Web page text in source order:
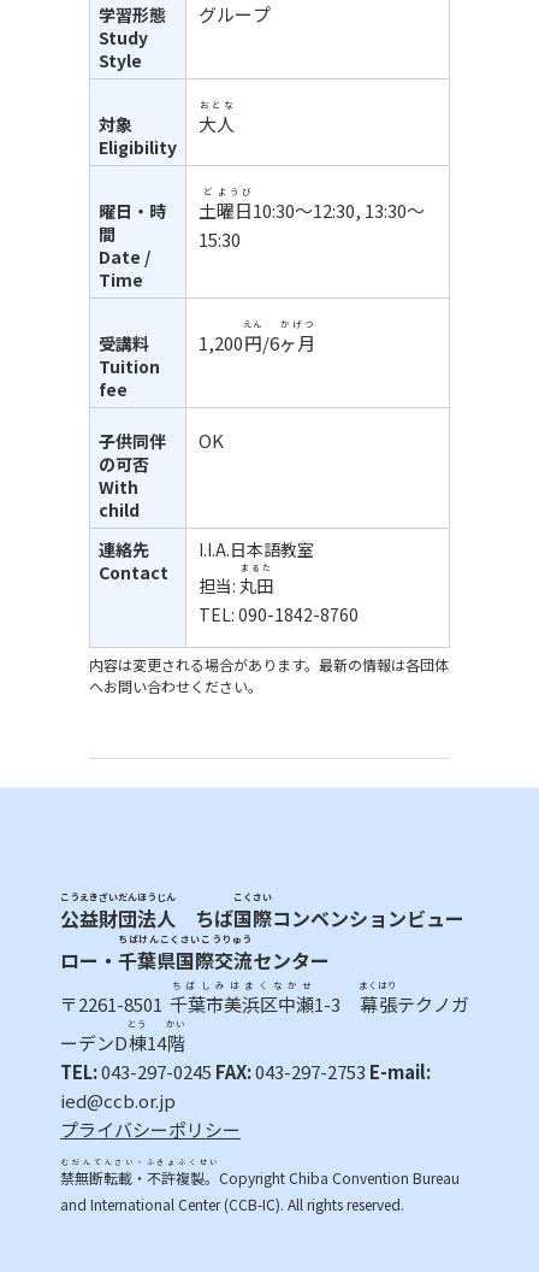
学習形態
Study
Style
グループ
対象
Eligibility
大人
おとな
曜日・時
間
Date /
Time
土
ど
曜日
ようび
10:30～12:30, 13:30～
15:30
受講料
Tuition
fee
1,200円
えん
/6ヶ月
かげつ
子供同伴
の可否
With
child
OK
連絡先
Contact
I.I.A.日本語教室
担当: 丸田
まるた
TEL: 090-1842-8760
内容は変更される場合があります。最新の情報は各団体
へお問い合わせください。
公益財団法人
こうえきざいだんほうじん
ちば国際
こくさい
コンベンションビュー
ロー・ 千葉県国際交流
ちばけんこくさいこうりゅう
センター
〒2261-8501 千葉市美浜区中瀬
ちばしみはまくなかせ
1-3 幕張
まくはり
テクノガ
ーデンD棟
とう
14階
かい
TEL:043-297-0245 FAX:043-297-2753 E-mail:
ied@ccb.or.jp
プライバシーポリシー
禁無断転載・不許複製。
むだんてんさい・ふきょふくせい
Copyright Chiba Convention Bureau
and International Center (CCB-IC). All rights reserved.